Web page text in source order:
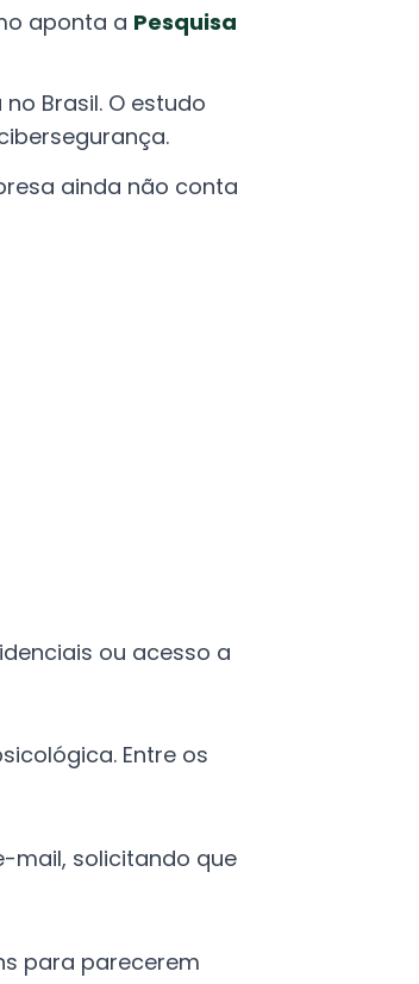
aponta a Pesquisa
Brasil. O estudo
ainda não conta
ou acesso a
Entre os
mail, solicitando que
para parecerem